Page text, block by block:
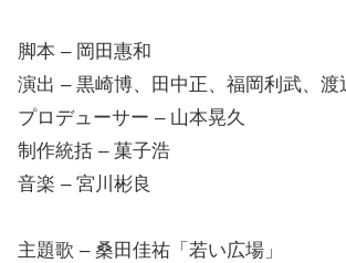
脚本 – 岡田惠和
演出 – 黒崎博、田中正、福岡利武、渡
プロデューサー – 山本晃久
制作統括 – 菓子浩
音楽 – 宮川彬良
主題歌 – 桑田佳祐「若い広場」